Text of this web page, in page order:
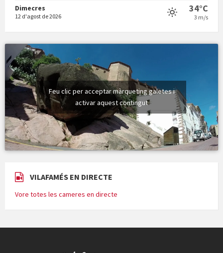
Dimecres
12 d'agost de 2026
34°C
3 m/s
Feu clic per acceptar màrqueting galetes i
activar aquest contingut
VILAFAMÉS EN DIRECTE
Vore totes les cameres en directe